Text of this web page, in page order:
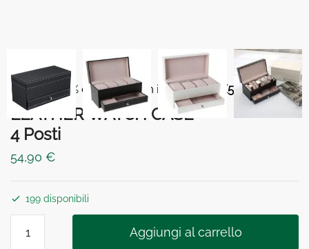
-10% ⏳ 5% di sconto con il codiceBOX5
LEATHER WATCH CASE
4 Posti
54,90 €
199 disponibili
WATCH
Aggiungi al carrello